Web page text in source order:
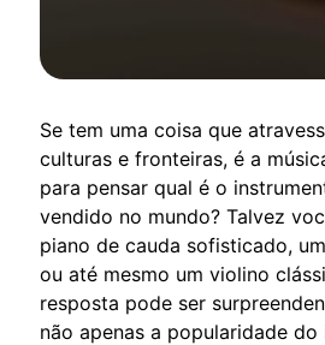
Se tem uma coisa que
culturas e fronteiras, é a
para pensar qual é o
vendido no mundo? Talvez
piano de cauda sofisticado,
ou até mesmo um violino
resposta pode ser
não apenas a popularidade